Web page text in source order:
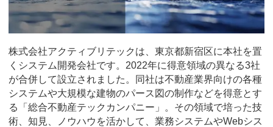
株式会社アクティブリテックは、東京都新宿区に本社を置
くシステム開発会社です。2022年に得意領域の異なる3社
が合併して設立されました。同社は不動産業界向けの各種
システムや大規模な建物のパース図の制作などを得意とす
る「総合不動産テックカンパニー」。その領域で培った技
術、知見、ノウハウを活かして、業務システムやWebシス